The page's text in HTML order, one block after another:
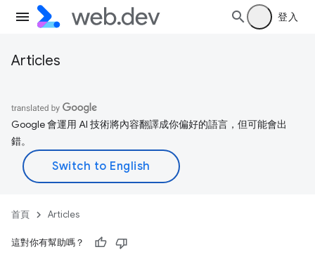
登入
Articles
Google 會運用 AI 技術將內容翻譯成你偏好的語言，但可能會出
錯。
首頁 Articles
這對你有幫助嗎？